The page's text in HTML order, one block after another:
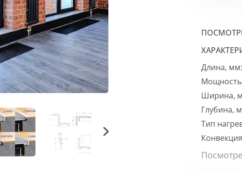
Длина, мм:
Ширина,
Глубина,
Тип